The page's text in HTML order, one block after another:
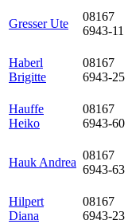
Gresser Ute
08167
6943-11
Haberl
Brigitte
08167
6943-25
Hauffe
Heiko
08167
6943-60
Hauk Andrea
08167
6943-63
Hilpert
Diana
08167
6943-23